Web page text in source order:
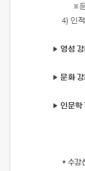
※문의
4) 인적
▶ 영성
▶ 문화 강
▶ 인문학
* 수강